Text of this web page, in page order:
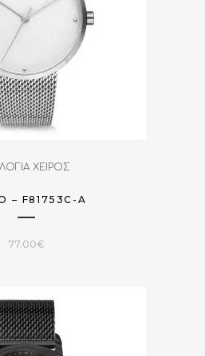
ΧΕΙΡΟΣ
– F81753C-A
77.00€